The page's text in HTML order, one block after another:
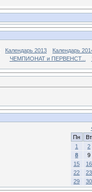
Календарь 2013
Календарь
ЧЕМПИОНАТ и ПЕРВЕНСТ...
Пн
Вт
1
2
8
9
15
16
22
23
29
30